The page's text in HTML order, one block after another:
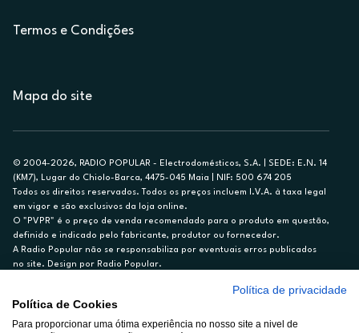
Termos e Condições
Mapa do site
© 2004-2026, RADIO POPULAR - Electrodomésticos, S.A. | SEDE: E.N. 14
(KM7), Lugar do Chiolo-Barca, 4475-045 Maia | NIF: 500 674 205
Todos os direitos reservados. Todos os preços incluem I.V.A. à taxa legal
em vigor e são exclusivos da loja online.
O "PVPR" é o preço de venda recomendado para o produto em questão,
definido e indicado pelo fabricante, produtor ou fornecedor.
A Radio Popular não se responsabiliza por eventuais erros publicados
no site. Design por Radio Popular.
Ex. para limite de crédito de €1.500, reembolsado em 12 meses, TAN
14,79%.
Política de privacidade
Política de Cookies
Para proporcionar uma ótima experiência no nosso site a nivel de